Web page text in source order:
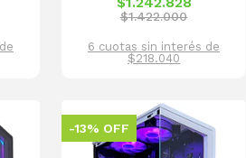
$1.422.000
6 cuotas sin interés de
$218.040
-13% OFF